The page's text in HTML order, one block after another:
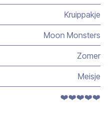
Kruippakje
Moon Monsters
Zomer
Meisje
❤️❤️❤️❤️❤️